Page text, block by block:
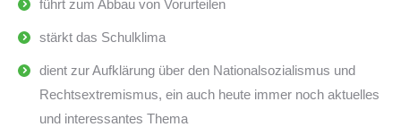
führt zum Abbau von Vorurteilen
stärkt das Schulklima
dient zur Aufklärung über den Nationalsozialismus und
Rechtsextremismus, ein auch heute immer noch aktuelles
und interessantes Thema